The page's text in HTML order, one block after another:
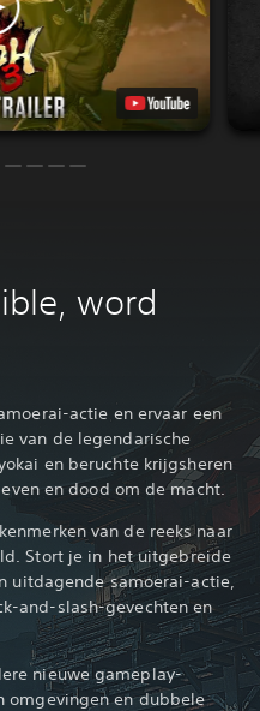
word
actie en ervaar een
van de legendarische
en beruchte krijgsheren
en dood om de macht.
van de reeks naar
Stort je in het uitgebreide
uitdagende samoerai-actie,
and-slash-gevechten en
nieuwe gameplay-
omgevingen en dubbele